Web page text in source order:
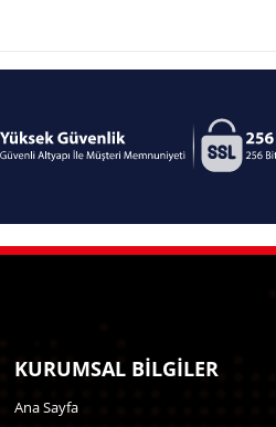
KURUMSAL BİLGİLER
Ana Sayfa